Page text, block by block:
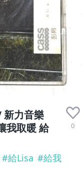
新力音樂
我取暖 給
0
#給Lisa #給我